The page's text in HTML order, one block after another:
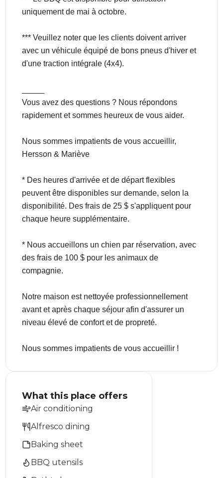
uniquement de mai à octobre.
*** Veuillez noter que les clients doivent arriver
avec un véhicule équipé de bons pneus d'hiver et
d'une traction intégrale (4x4).
Vous avez des questions ? Nous répondons
rapidement et sommes heureux de vous aider.
Nous sommes impatients de vous accueillir,
Hersson & Mariève
* Des heures d'arrivée et de départ flexibles
peuvent être disponibles sur demande, selon la
disponibilité. Des frais de 25 $ s'appliquent pour
chaque heure supplémentaire.
* Nous accueillons un chien par réservation, avec
des frais de 100 $ pour les animaux de
compagnie.
Notre maison est nettoyée professionnellement
avant et après chaque séjour afin d'assurer un
niveau élevé de confort et de propreté.
Nous sommes impatients de vous accueillir !
What this place offers
Air conditioning
Alfresco dining
Baking sheet
BBQ utensils